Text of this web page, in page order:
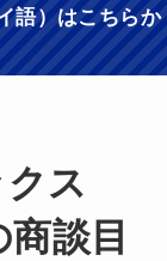
語）はこちらか
クス
談目